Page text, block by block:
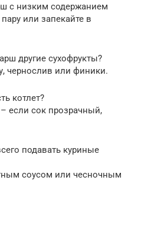
с низким содержанием
или запекайте в
другие сухофрукты?
чернослив или финики.
котлет?
если сок прозрачный,
подавать куриные
соусом или чесночным